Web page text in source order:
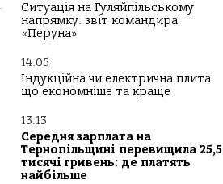
Ситуація на Гуляйпільському
напрямку: звіт командира
«Перуна»
14:05
Індукційна чи електрична плита:
що економніше та краще
13:13
Середня зарплата на
Тернопільщині перевищила 25,5
тисячі гривень: де платять
найбільше